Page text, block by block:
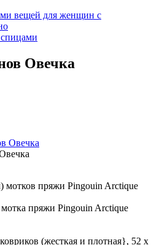
вещей для женщин с
Овечка
мотков пряжи Pingouin Arctique
пряжи Pingouin Arctique
(жесткая и плотная}, 52 х